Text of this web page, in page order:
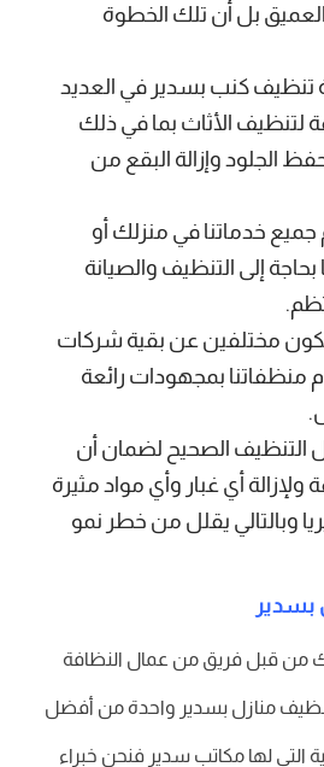
بل أن تلك الخطوة
كنب بسدير في العديد
لتنظيف الأثاث بما في ذلك
الجلود وإزالة البقع من
خدماتنا في منزلك أو
إلى التنظيف والصيانة
مختلفين عن بقية شركات
منظفاتنا بمجهودات رائعة
التنظيف الصحيح لضمان أن
أي غبار وأي مواد مثيرة
وبالتالي يقلل من خطر نمو
بسدير
من قبل فريق من عمال النظافة
منازل بسدير واحدة من أفضل
التي لها مكاتب سدير فنحن خبراء